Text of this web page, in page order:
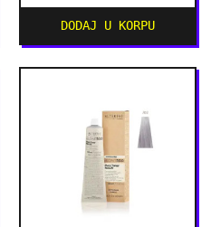
DODAJ U KORPU